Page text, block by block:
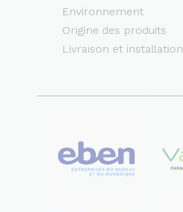
Environnement
Origine des produits
Livraison et installation